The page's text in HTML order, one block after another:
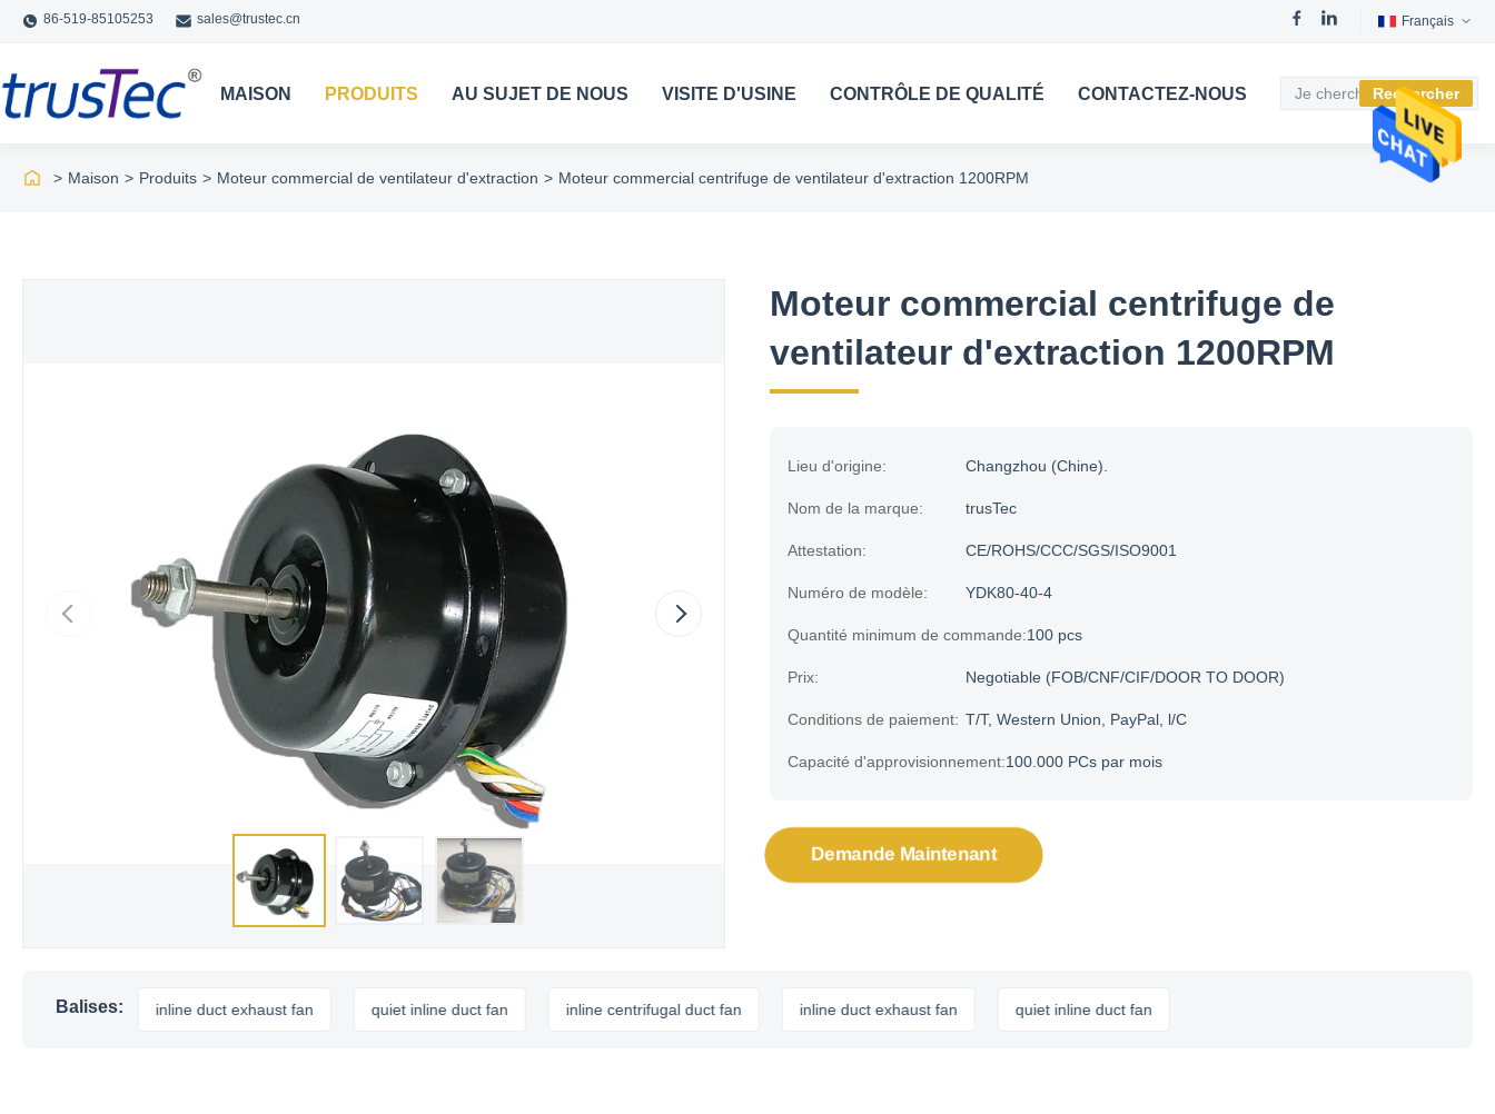
86-519-85105253 sales@trustec.cn Français
MAISON PRODUITS AU SUJET DE NOUS VISITE D'USINE CONTRÔLE DE QUALITÉ CONTACTEZ-NOUS Rechercher
> Maison > Produits > Moteur commercial de ventilateur d'extraction > Moteur commercial centrifuge de ventilateur d'extraction 1200RPM
Moteur commercial centrifuge de
ventilateur d'extraction 1200RPM
Lieu d'origine: Changzhou (Chine).
Nom de la marque: trusTec
Attestation: CE/ROHS/CCC/SGS/ISO9001
Numéro de modèle: YDK80-40-4
Quantité minimum de commande:100 pcs
Prix: Negotiable (FOB/CNF/CIF/DOOR TO DOOR)
Conditions de paiement: T/T, Western Union, PayPal, l/C
Capacité d'approvisionnement:100.000 PCs par mois
Demande Maintenant
Balises:inline duct exhaust fan quiet inline duct fan inline centrifugal duct fan inline duct exhaust fan quiet inline duct fan